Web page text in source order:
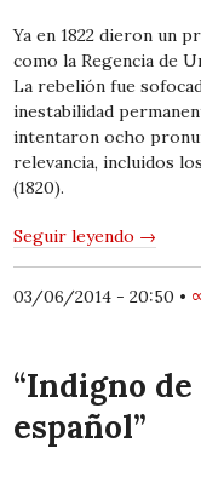
Ya en 1822 dieron un
como la Regencia de
La rebelión fue
inestabilidad
intentaron ocho
relevancia, incluidos
(1820).
Seguir leyendo →
03/06/2014 - 20:50 •
“Indigno
español”